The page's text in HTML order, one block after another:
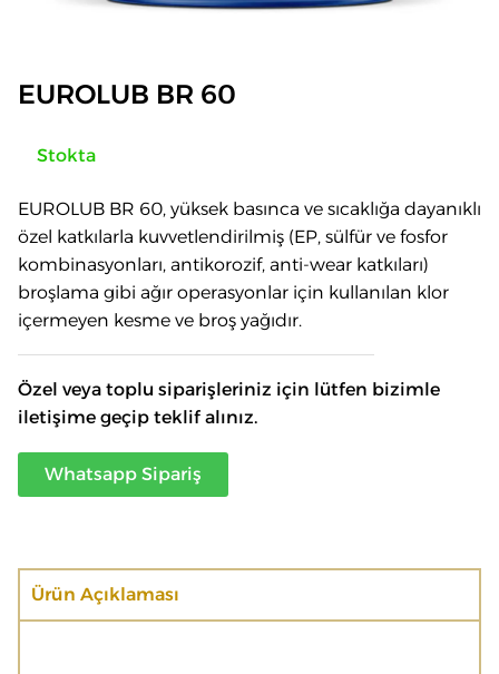
EUROLUB BR 60
Stokta
EUROLUB BR 60, yüksek basınca ve sıcaklığa dayanıklı
özel katkılarla kuvvetlendirilmiş (EP, sülfür ve fosfor
kombinasyonları, antikorozif, anti-wear katkıları)
broşlama gibi ağır operasyonlar için kullanılan klor
içermeyen kesme ve broş yağıdır.
Özel veya toplu siparişleriniz için lütfen bizimle
iletişime geçip teklif alınız.
Whatsapp Sipariş
Ürün Açıklaması